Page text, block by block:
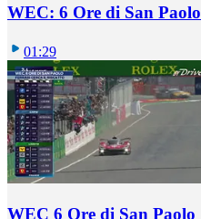
WEC: 6 Ore di San Paolo
01:29
WEC 6 Ore di San Paolo